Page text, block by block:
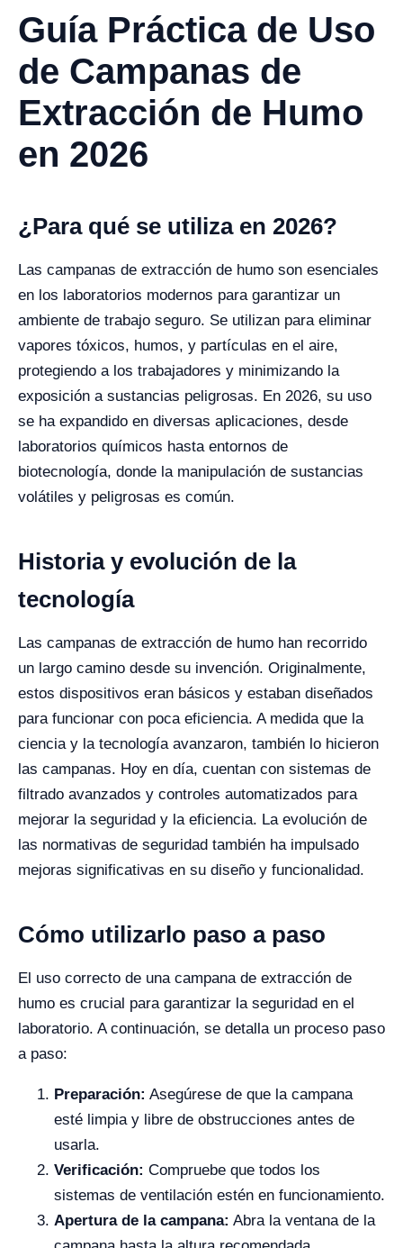
Guía Práctica de Uso
de Campanas de
Extracción de Humo
en 2026
¿Para qué se utiliza en 2026?
Las campanas de extracción de humo son esenciales
en los laboratorios modernos para garantizar un
ambiente de trabajo seguro. Se utilizan para eliminar
vapores tóxicos, humos, y partículas en el aire,
protegiendo a los trabajadores y minimizando la
exposición a sustancias peligrosas. En 2026, su uso
se ha expandido en diversas aplicaciones, desde
laboratorios químicos hasta entornos de
biotecnología, donde la manipulación de sustancias
volátiles y peligrosas es común.
Historia y evolución de la
tecnología
Las campanas de extracción de humo han recorrido
un largo camino desde su invención. Originalmente,
estos dispositivos eran básicos y estaban diseñados
para funcionar con poca eficiencia. A medida que la
ciencia y la tecnología avanzaron, también lo hicieron
las campanas. Hoy en día, cuentan con sistemas de
filtrado avanzados y controles automatizados para
mejorar la seguridad y la eficiencia. La evolución de
las normativas de seguridad también ha impulsado
mejoras significativas en su diseño y funcionalidad.
Cómo utilizarlo paso a paso
El uso correcto de una campana de extracción de
humo es crucial para garantizar la seguridad en el
laboratorio. A continuación, se detalla un proceso paso
a paso:
Preparación: Asegúrese de que la campana
esté limpia y libre de obstrucciones antes de
usarla.
Verificación: Compruebe que todos los
sistemas de ventilación estén en funcionamiento.
Apertura de la campana: Abra la ventana de la